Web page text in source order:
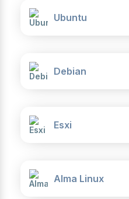
Ubuntu
Debian
Esxi
Alma Linux